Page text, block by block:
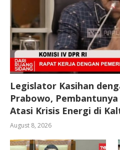
Legislator Kasihan
Prabowo,
Atasi Krisis Energi di
August 8, 2026